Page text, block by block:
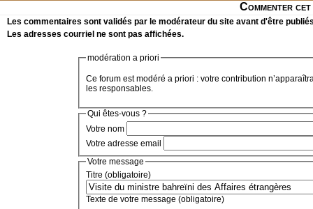
Commenter
Les commentaires sont validés par le modérateur du site avant d'être
Les adresses courriel ne sont pas affichées.
modération a priori
Ce forum est modéré a priori : votre contribution
les responsables.
Qui êtes-vous ?
Votre nom
Votre adresse email
Votre message
Titre (obligatoire)
Texte de votre message (obligatoire)